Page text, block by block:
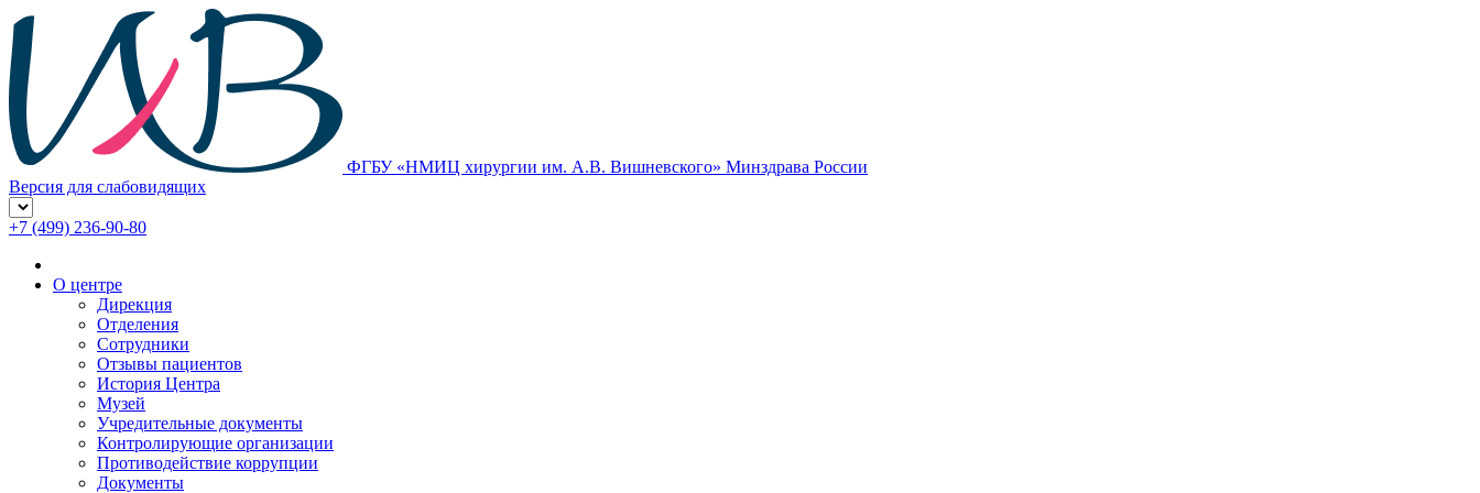
ФГБУ «НМИЦ хирургии им. А.В. Вишневского» Минздрава России
Версия для слабовидящих
+7 (499) 236-90-80
О центре
Дирекция
Отделения
Сотрудники
Отзывы пациентов
История Центра
Музей
Учредительные документы
Контролирующие организации
Противодействие коррупции
Документы